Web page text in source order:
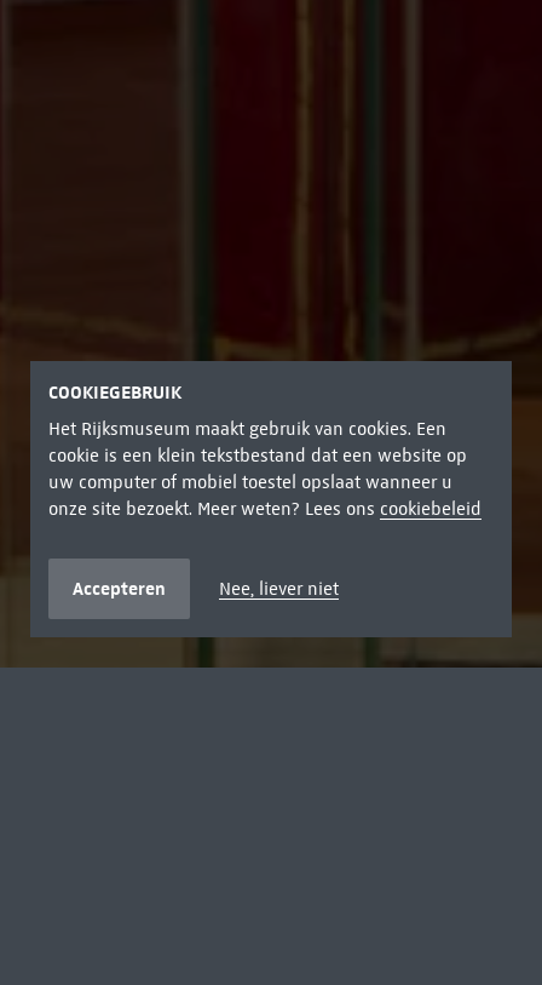
COOKIEGEBRUIK
Het Rijksmuseum maakt gebruik van cookies. Een
cookie is een klein tekstbestand dat een website op
uw computer of mobiel toestel opslaat wanneer u
onze site bezoekt. Meer weten? Lees ons cookiebeleid
Accepteren Nee, liever niet